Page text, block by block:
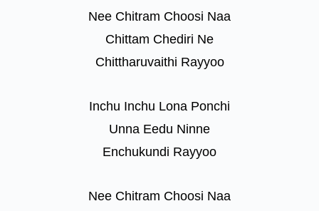
Nee Chitram Choosi Naa
Chittam Chediri Ne
Chittharuvaithi Rayyoo
Inchu Inchu Lona Ponchi
Unna Eedu Ninne
Enchukundi Rayyoo
Nee Chitram Choosi Naa